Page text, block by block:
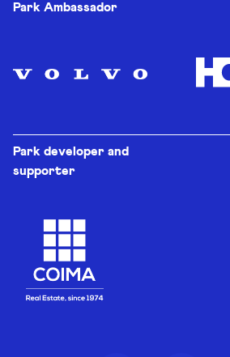
Park Ambassador
Park developer and
supporter